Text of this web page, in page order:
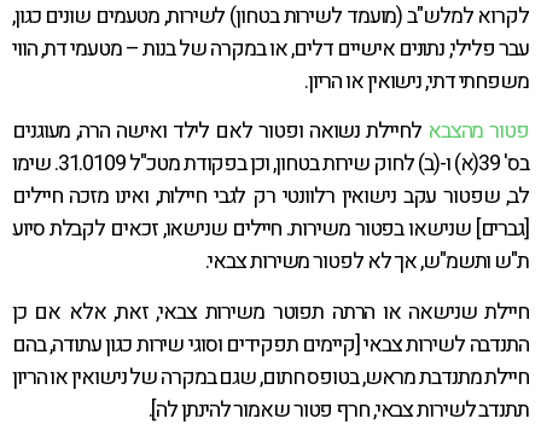
לקרוא למלש"ב (מועמד לשירות בטחון) לשירות, מטעמים שונים כגון,
עבר פלילי, נתונים אישיים דלים, או במקרה של בנות – מטעמי דת, הווי
משפחתי דתי, נישואין או הריון.
פטור מהצבא לחיילת נשואה ופטור לאם לילד ואישה הרה, מעוגנים
בס' 39(א) ו-(ב) לחוק שירות בטחון, וכן בפקודת מטכ"ל 31.0109. שימו
לב, שפטור עקב נישואין רלוונטי רק לגבי חיילות, ואינו מזכה חיילים
[גברים] שנישאו בפטור משירות. חיילים שנישאו, זכאים לקבלת סיוע
ת"ש ותשמ"ש, אך לא לפטור משירות צבאי.
חיילת שנישאה או הרתה תפוטר משירות צבאי, זאת, אלא אם כן
התנדבה לשירות צבאי [קיימים תפקידים וסוגי שירות כגון עתודה, בהם
חיילת מתנדבת מראש, בטופס חתום, שגם במקרה של נישואין או הריון
תתנדב לשירות צבאי, חרף פטור שאמור להינתן לה].